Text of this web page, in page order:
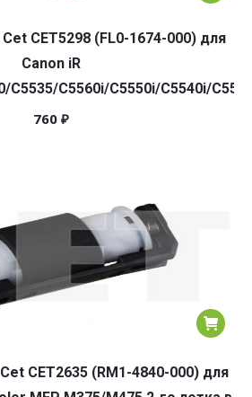
CET5298 (FL0-1674-000) для
Canon iR
C5535/C5560i/C5550i/C5540i/
760 ₽
CET2635 (RM1-4840-000) для